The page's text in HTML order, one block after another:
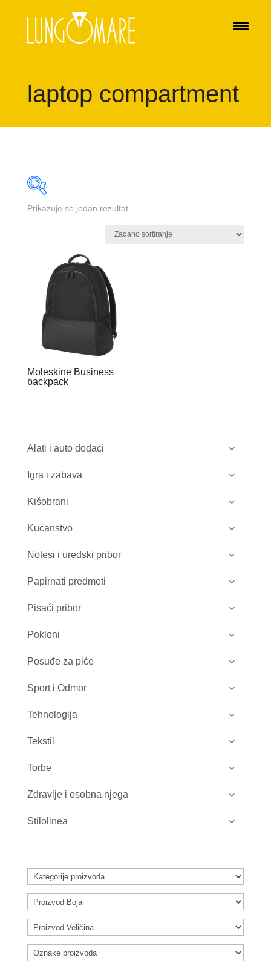
laptop compartment
Alati i auto dodaci
Igra i zabava
Kišobrani
Kućanstvo
Notesi i uredski pribor
Papirnati predmeti
Pisaći pribor
Pokloni
Posuđe za piće
Sport i Odmor
Tehnologija
Tekstil
Torbe
Zdravlje i osobna njega
Stilolinea
Prikazuje se jedan rezultat
Moleskine Business
backpack